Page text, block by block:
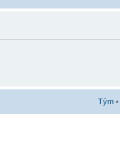
Tým •